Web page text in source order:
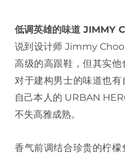
低调英雄的味道 JIMMY
说到设计师 Jimmy
高级的高跟鞋，但其实他
对于建构男士的味道也
自己本人的 URBAN
不失高雅成熟。
香气前调结合珍贵的柠